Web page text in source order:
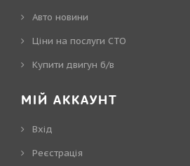
Авто новини
Ціни на послуги СТО
Купити двигун б/в
МІЙ АККАУНТ
Вхід
Реєстрація